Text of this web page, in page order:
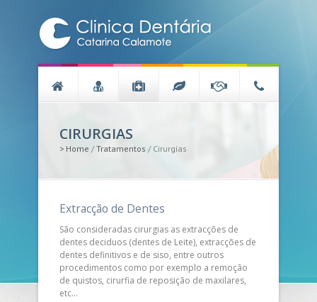
CIRURGIAS
> Home / Tratamentos / Cirurgias
Extracção de Dentes
São consideradas cirurgias as extracções de
dentes deciduos (dentes de Leite), extracções de
dentes definitivos e de siso, entre outros
procedimentos como por exemplo a remoção
de quistos, cirurfia de reposição de maxilares,
etc…